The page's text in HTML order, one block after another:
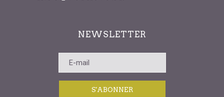
NEWSLETTER
S'ABONNER